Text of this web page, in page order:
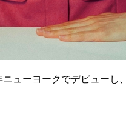
ューヨークでデビューし